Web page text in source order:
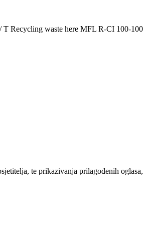
T Recycling waste here MFL R-CI 100-100
te prikazivanja prilagođenih oglasa,